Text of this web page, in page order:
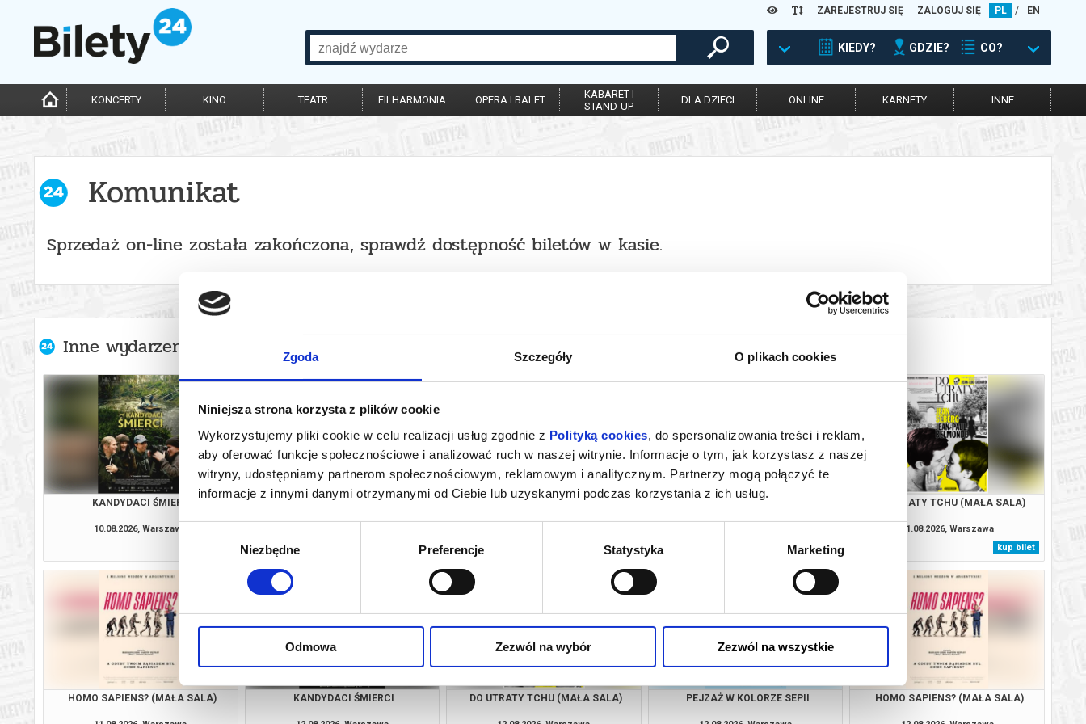
Zgoda Szczegóły O plikach cookies
Niniejsza strona korzysta z plików cookie
Wykorzystujemy pliki cookie w celu realizacji usług zgodnie z Polityką cookies, do spersonalizowania treści i reklam,
aby oferować funkcje społecznościowe i analizować ruch w naszej witrynie. Informacje o tym, jak korzystasz z naszej
witryny, udostępniamy partnerom społecznościowym, reklamowym i analitycznym. Partnerzy mogą połączyć te
informacje z innymi danymi otrzymanymi od Ciebie lub uzyskanymi podczas korzystania z ich usług.
Wybór
Niezbędne Preferencje Statystyka Marketing
Odmowa Zezwól na wybór Zezwól na wszystkie
ZAREJESTRUJ SIĘ ZALOGUJ SIĘ PL / EN
KIEDY? GDZIE? CO?
KONCERTY KINO TEATR FILHARMONIA OPERA I BALET
KABARET I
STAND-UP
DLA DZIECI ONLINE KARNETY INNE
Komunikat
Sprzedaż on-line została zakończona, sprawdź dostępność biletów w kasie.
Inne wydarzenia organizatora
KANDYDACI ŚMIERCI
10.08.2026, Warszawa
DO UTRATY TCHU (MAŁA SALA)
kup bilet
PEJZAŻ W KOLORZE SEPII
kup bilet
HOMO SAPIENS? (MAŁA SALA)
kup bilet
DO UTRATY TCHU (MAŁA SALA)
11.08.2026, Warszawa
kup bilet
HOMO SAPIENS? (MAŁA SALA) KANDYDACI ŚMIERCI DO UTRATY TCHU (MAŁA SALA) PEJZAŻ W KOLORZE SEPII HOMO SAPIENS? (MAŁA SALA)